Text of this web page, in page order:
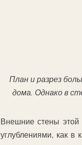
План и разрез
дома. Однако в
Внешние стены
углублениями, как в